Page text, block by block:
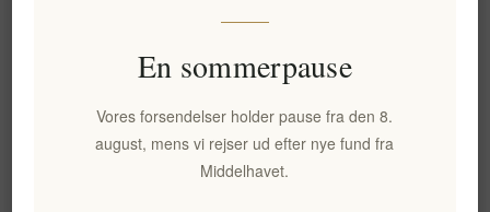
En sommerpause
Vores forsendelser holder pause fra den 8.
august, mens vi rejser ud efter nye fund fra
Middelhavet.